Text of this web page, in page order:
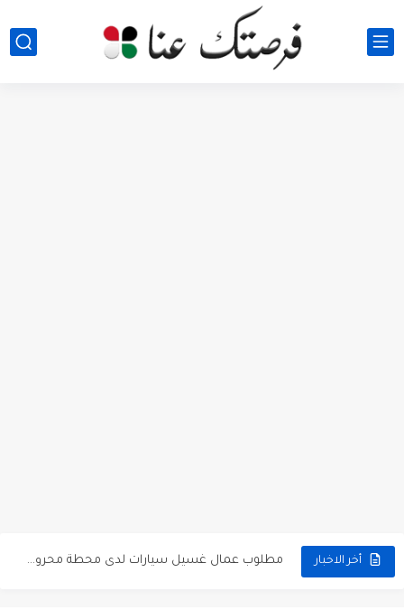
أخر الاخبار مطلوب عمال غسيل سيارات لدى محطة محروقات في عمان